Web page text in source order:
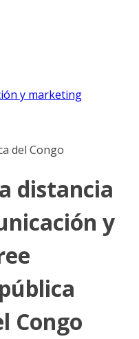
y marketing
del Congo
distancia
y
Congo